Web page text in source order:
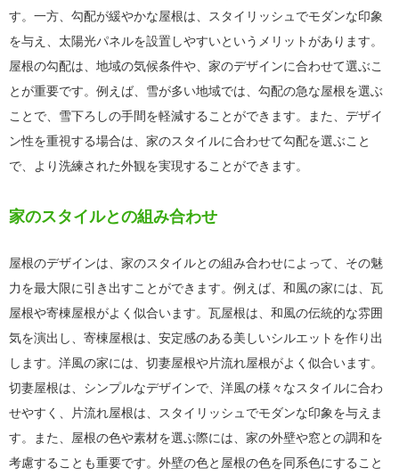
す。一方、勾配が緩やかな屋根は、スタイリッシュでモダンな印象
を与え、太陽光パネルを設置しやすいというメリットがあります。
屋根の勾配は、地域の気候条件や、家のデザインに合わせて選ぶこ
とが重要です。例えば、雪が多い地域では、勾配の急な屋根を選ぶ
ことで、雪下ろしの手間を軽減することができます。また、デザイ
ン性を重視する場合は、家のスタイルに合わせて勾配を選ぶこと
で、より洗練された外観を実現することができます。
家のスタイルとの組み合わせ
屋根のデザインは、家のスタイルとの組み合わせによって、その魅
力を最大限に引き出すことができます。例えば、和風の家には、瓦
屋根や寄棟屋根がよく似合います。瓦屋根は、和風の伝統的な雰囲
気を演出し、寄棟屋根は、安定感のある美しいシルエットを作り出
します。洋風の家には、切妻屋根や片流れ屋根がよく似合います。
切妻屋根は、シンプルなデザインで、洋風の様々なスタイルに合わ
せやすく、片流れ屋根は、スタイリッシュでモダンな印象を与えま
す。また、屋根の色や素材を選ぶ際には、家の外壁や窓との調和を
考慮することも重要です。外壁の色と屋根の色を同系色にすること